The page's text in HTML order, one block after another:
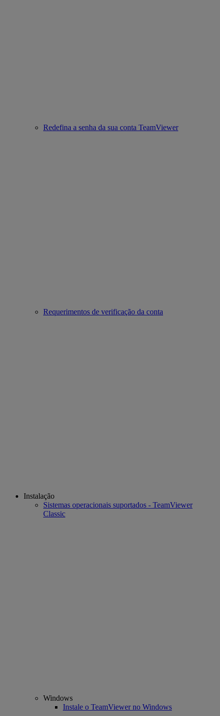
Redefina a senha da sua conta TeamViewer
Requerimentos de verificação da conta
Instalação
Sistemas operacionais suportados - TeamViewer
Classic
Windows
Instale o TeamViewer no Windows